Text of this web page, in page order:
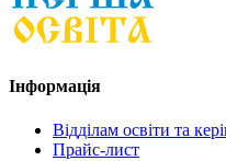
Інформація
Відділам освіти та
Прайс-лист